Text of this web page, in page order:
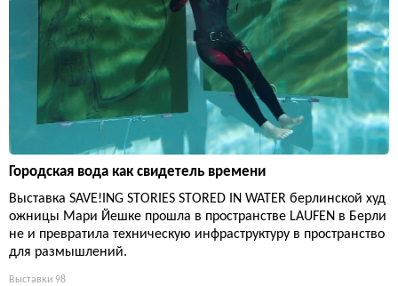
Городская вода как свидетель времени
Выставка SAVE!ING STORIES STORED IN WATER берлинской худ
ожницы Мари Йешке прошла в пространстве LAUFEN в Берли
не и превратила техническую инфраструктуру в пространство
для размышлений.
Выставки 98